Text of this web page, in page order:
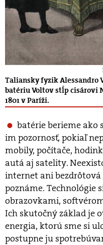
Taliansky fyzik Alessandro
batériu Voltov stĺp cisárovi
1801 v Paríži.
batérie berieme ako
im pozornosť, pokiaľ
mobily, počítače,
autá aj satelity.
internet ani
poznáme. Technológie
obrazovkami,
Ich skutočný základ je
energia, ktorú sme si
postupne ju